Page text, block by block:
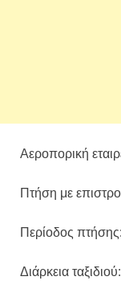
Αεροπορική
Πτήση με
Περίοδος πτήσης:
Διάρκεια